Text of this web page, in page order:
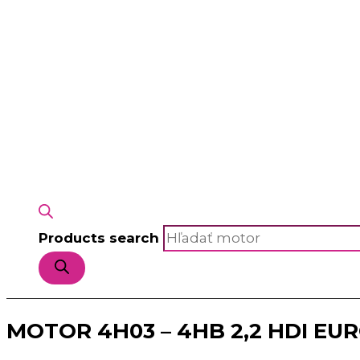
Products search
MOTOR 4H03 – 4HB 2,2 HDI